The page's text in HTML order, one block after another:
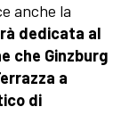
anche la
dedicata al
che Ginzburg
a
di